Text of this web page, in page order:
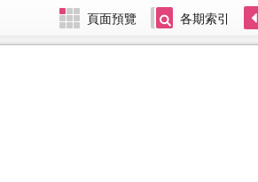
頁面預覽 各期索引